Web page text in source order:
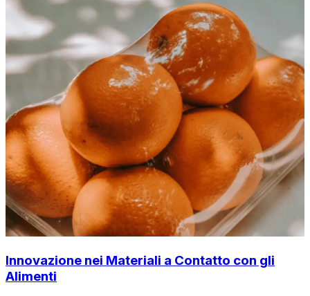
Innovazione nei Materiali a Contatto con gli
Alimenti